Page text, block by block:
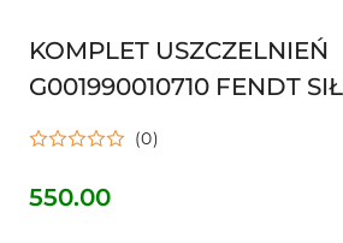
KOMPLET USZCZELNIEŃ
G001990010710 FENDT
SERIA 500 40/80
(0)
Cena:
550.00